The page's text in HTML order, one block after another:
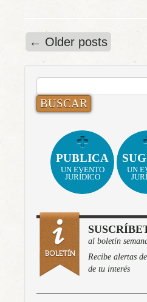
← Older posts
BUSCAR:
PUBLICA
UN EVENTO
JURÍDICO
UN
al boletín
Recibe alertas
de tu interés